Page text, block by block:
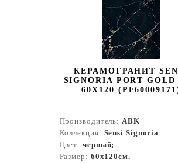
КЕРАМОГРАНИТ
SIGNORIA PORT GOLD
60X120
Производитель:ABK
Коллекция: Sensi Signoria
Цвет: черный;
Размер: 60x120см.